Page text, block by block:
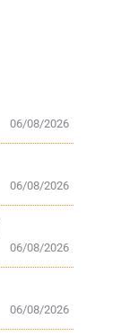
06/08/2026
06/08/2026
06/08/2026
06/08/2026